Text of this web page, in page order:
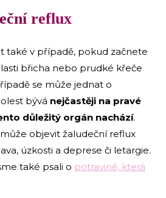
reflux
také v případě, pokud začnete
břicha nebo prudké křeče
se může jednat o
bývá nejčastěji na pravé
důležitý orgán nachází.
objevit žaludeční reflux
úzkosti a deprese či letargie.
také psali o potravině, která